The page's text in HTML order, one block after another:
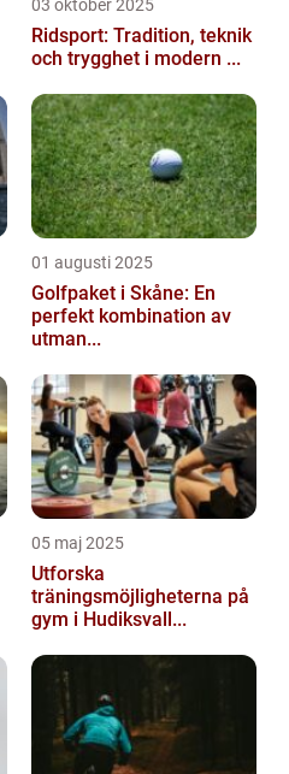
03 oktober 2025
Ridsport: Tradition, teknik
och trygghet i modern ...
01 augusti 2025
Golfpaket i Skåne: En
perfekt kombination av
utman...
05 maj 2025
Utforska
träningsmöjligheterna på
gym i Hudiksvall...